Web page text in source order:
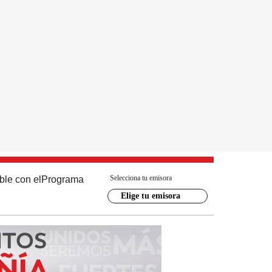
con el Programa Selecciona tu emisora
Elige tu emisora